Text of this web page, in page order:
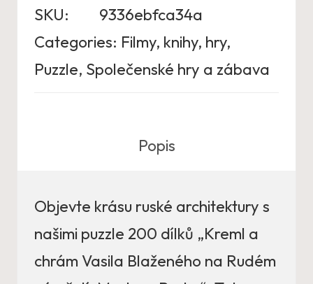
SKU:
9336ebfca34a
Categories: Filmy, knihy, hry,
Puzzle, Společenské hry a zábava
Popis
Objevte krásu ruské architektury s
našimi puzzle 200 dílků „Kreml a
chrám Vasila Blaženého na Rudém